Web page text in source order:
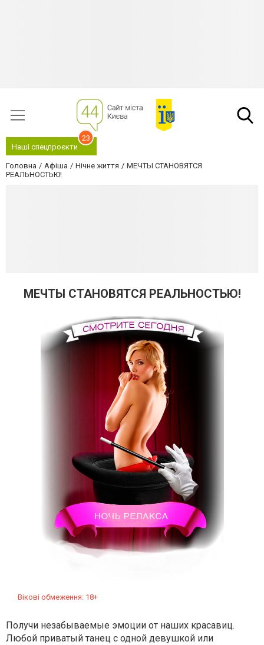
Наші спецпроєкти
23
Головна Афіша Нічне життя
МЕЧТЫ СТАНОВЯТСЯ
РЕАЛЬНОСТЬЮ!
МЕЧТЫ СТАНОВЯТСЯ РЕАЛЬНОСТЬЮ!
Вікові обмеження: 18+
Получи незабываемые эмоции от наших красавиц.
Любой приватый танец с одной девушкой или